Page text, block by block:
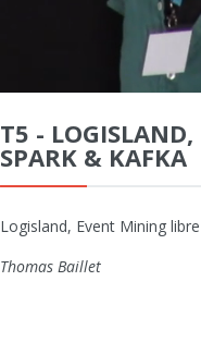
T5 - LOGISLAND,
SPARK & KAFKA
Logisland, Event Mining
Thomas Baillet